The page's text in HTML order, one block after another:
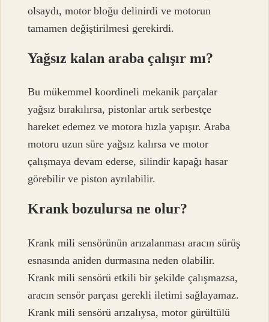
olsaydı, motor bloğu delinirdi ve motorun
tamamen değiştirilmesi gerekirdi.
Yağsız kalan araba çalışır mı?
Bu mükemmel koordineli mekanik parçalar
yağsız bırakılırsa, pistonlar artık serbestçe
hareket edemez ve motora hızla yapışır. Araba
motoru uzun süre yağsız kalırsa ve motor
çalışmaya devam ederse, silindir kapağı hasar
görebilir ve piston ayrılabilir.
Krank bozulursa ne olur?
Krank mili sensörünün arızalanması aracın sürüş
esnasında aniden durmasına neden olabilir.
Krank mili sensörü etkili bir şekilde çalışmazsa,
aracın sensör parçası gerekli iletimi sağlayamaz.
Krank mili sensörü arızalıysa, motor gürültülü